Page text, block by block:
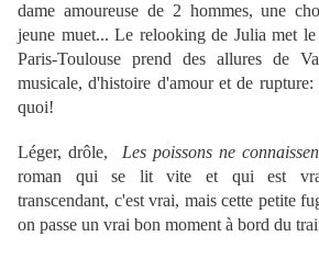
dame amoureuse de 2 hommes, une
jeune muet... Le relooking de Julia met
Paris-Toulouse prend des allures de
musicale, d'histoire d'amour et de
quoi!
Léger, drôle, Les poissons ne
roman qui se lit vite et qui est
transcendant, c'est vrai, mais cette petite
on passe un vrai bon moment à bord du